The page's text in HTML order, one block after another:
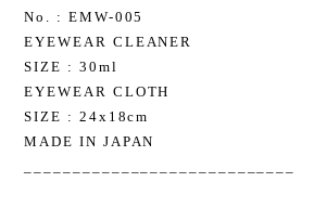
No. : EMW-005
EYEWEAR CLEANER
SIZE : 30ml
EYEWEAR CLOTH
SIZE : 24x18cm
MADE IN JAPAN